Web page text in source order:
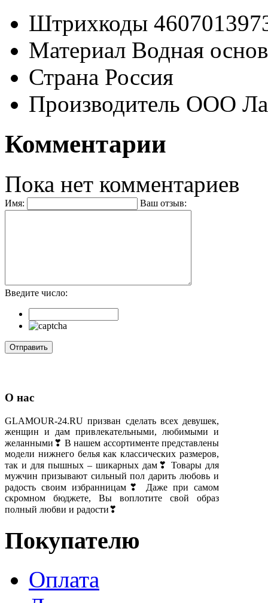
Штрихкоды
Материал Водная
Страна Россия
Производитель ООО
Комментарии
Пока нет комментариев
Имя: Ваш отзыв:
Введите число:
О нас
GLAMOUR-24.RU призван сделать всех девушек,
женщин и дам привлекательными, любимыми и
желанными❣ В нашем ассортименте представлены
модели нижнего белья как классических размеров,
так и для пышных – шикарных дам❣ Товары для
мужчин призывают сильный пол дарить любовь и
радость своим избранницам❣ Даже при самом
скромном бюджете, Вы воплотите свой образ
полный любви и радости❣
Покупателю
Оплата